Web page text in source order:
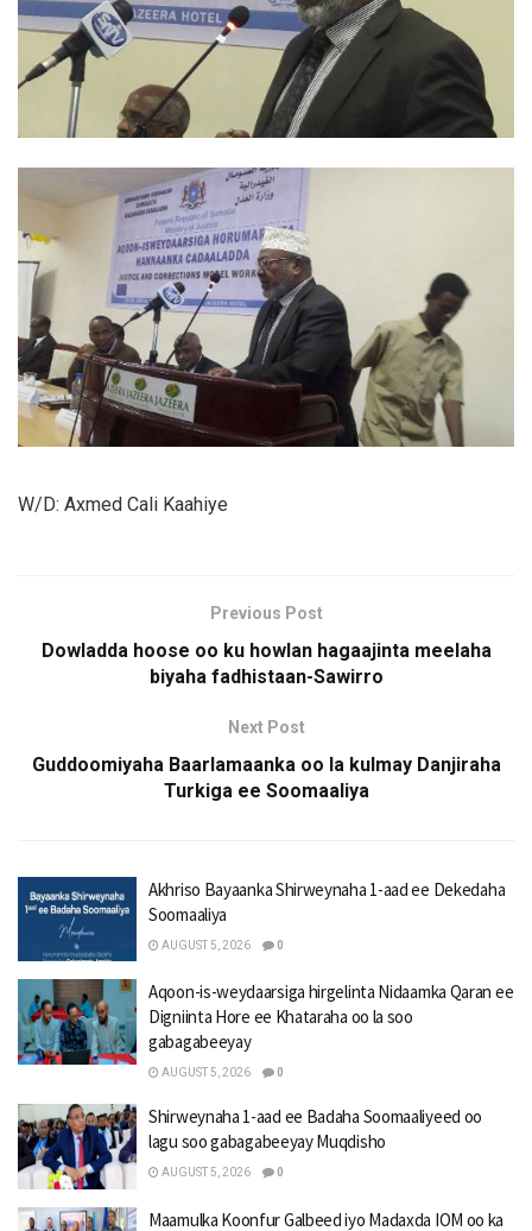
W/D: Axmed Cali Kaahiye
Previous Post
Dowladda hoose oo ku howlan hagaajinta meelaha
biyaha fadhistaan-Sawirro
Next Post
Guddoomiyaha Baarlamaanka oo la kulmay Danjiraha
Turkiga ee Soomaaliya
Akhriso Bayaanka Shirweynaha 1-aad ee Dekedaha
Soomaaliya
AUGUST 5, 2026 0
Aqoon-is-weydaarsiga hirgelinta Nidaamka Qaran ee
Digniinta Hore ee Khataraha oo la soo
gabagabeeyay
AUGUST 5, 2026 0
Shirweynaha 1-aad ee Badaha Soomaaliyeed oo
lagu soo gabagabeeyay Muqdisho
AUGUST 5, 2026 0
Maamulka Koonfur Galbeed iyo Madaxda IOM oo ka